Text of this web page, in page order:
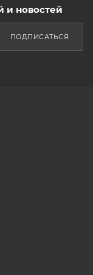
и новостей
ПОДПИСАТЬСЯ